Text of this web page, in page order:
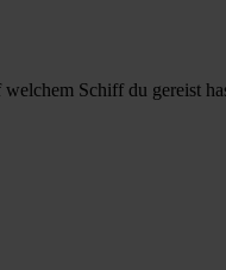
Schiff du gereist